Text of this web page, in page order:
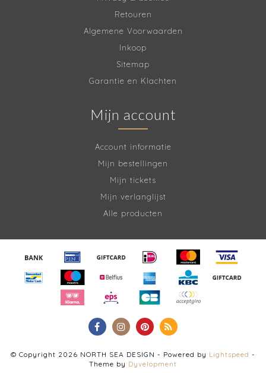
Retouren
Algemene Voorwaarden
Inkoop
Sitemap
Garantie en Klachten
Mijn account
Account informatie
Mijn bestellingen
Mijn tickets
Mijn verlanglijst
Alle producten
© Copyright 2026 NORTH SEA DESIGN - Powered by Lightspeed -
Theme by Dyvelopment